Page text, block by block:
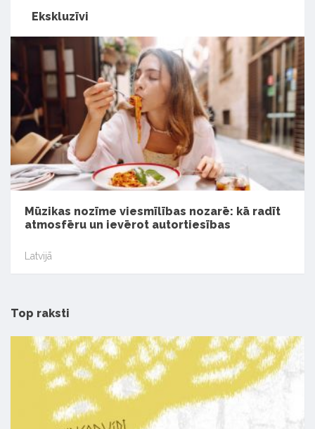
Ekskluzīvi
Mūzikas nozīme viesmīlības nozarē: kā radīt
atmosfēru un ievērot autortiesības
Latvijā
Top raksti